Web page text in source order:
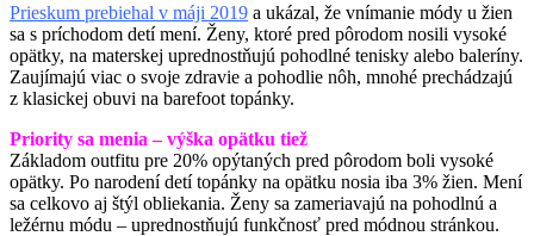
Prieskum prebiehal v máji 2019 a ukázal, že vnímanie módy u žien
sa s príchodom detí mení. Ženy, ktoré pred pôrodom nosili vysoké
opätky, na materskej uprednostňujú pohodlné tenisky alebo baleríny.
Zaujímajú viac o svoje zdravie a pohodlie nôh, mnohé prechádzajú
z klasickej obuvi na barefoot topánky.
Priority sa menia – výška opätku tiež
Základom outfitu pre 20% opýtaných pred pôrodom boli vysoké
opätky. Po narodení detí topánky na opätku nosia iba 3% žien. Mení
sa celkovo aj štýl obliekania. Ženy sa zameriavajú na pohodlnú a
ležérnu módu – uprednostňujú funkčnosť pred módnou stránkou.